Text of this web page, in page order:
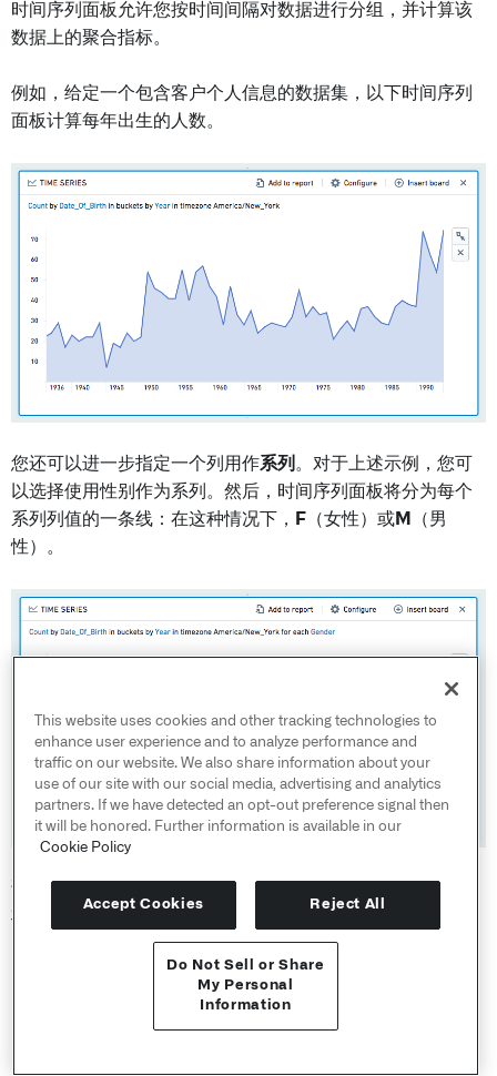
Send feedback
时间序列面板允许您按时间间隔对数据进行分组，并计算该
数据上的聚合指标。
例如，给定一个包含客户个人信息的数据集，以下时间序列
面板计算每年出生的人数。
您还可以进一步指定一个列用作系列 。对于上述示例，您可
以选择使用性别作为系列。然后，时间序列面板将分为每个
系列列值的一条线：在这种情况下，
F （女性）或M
（男
性）。
请注意，时间序列在
将输出减少到前1000个值。
This website uses cookies and other tracking technologies to
enhance user experience and to analyze performance and
traffic on our website. We also share information about your
use of our site with our social media, advertising and analytics
partners. If we have detected an opt-out preference signal then
it will be honored. Further information is available in our
Cookie Policy
Accept Cookies Reject All
Do Not Sell or Share
My Personal
Information